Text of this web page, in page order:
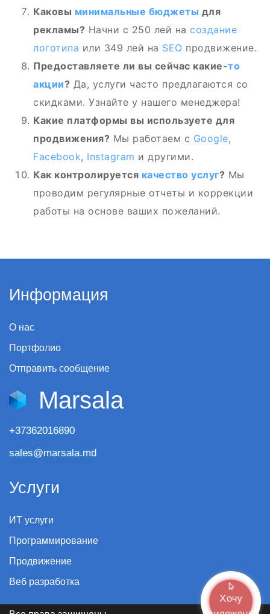
Каковы минимальные бюджеты для
рекламы? Начни с 250 лей на создание
логотипа или 349 лей на SEO продвижение.
Предоставляете ли вы сейчас какие-то
акции? Да, услуги часто предлагаются со
скидками. Узнайте у нашего менеджера!
Какие платформы вы используете для
продвижения? Мы работаем с Google,
Facebook, Instagram и другими.
Как контролируется качество услуг? Мы
проводим регулярные отчеты и коррекции
работы на основе ваших пожеланий.
Информация
О нас
Портфолио
Отправить сообщение
Marsala
+37362016890
sales@marsala.md
Услуги
ИТ услуги
Программирование
Продвижение
Веб разработка
Хочу